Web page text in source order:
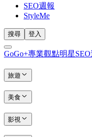
SEO週報
StyleMe
搜尋 登入
GoGo+專業觀點明星
旅遊
美食
影視